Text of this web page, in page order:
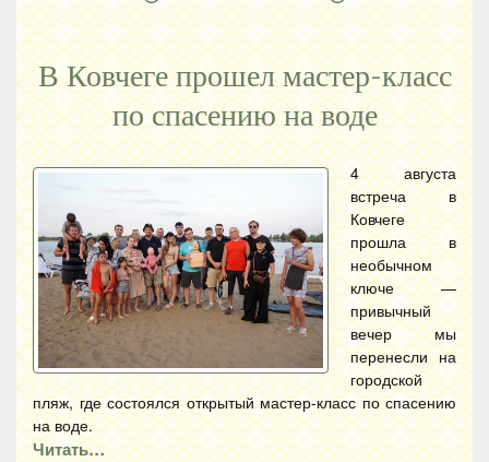
В Ковчеге прошел мастер-класс
по спасению на воде
4 августа
встреча в
Ковчеге
прошла в
необычном
ключе —
привычный
вечер мы
перенесли на
городской
пляж, где состоялся открытый мастер-класс по спасению
на воде.
Читать…